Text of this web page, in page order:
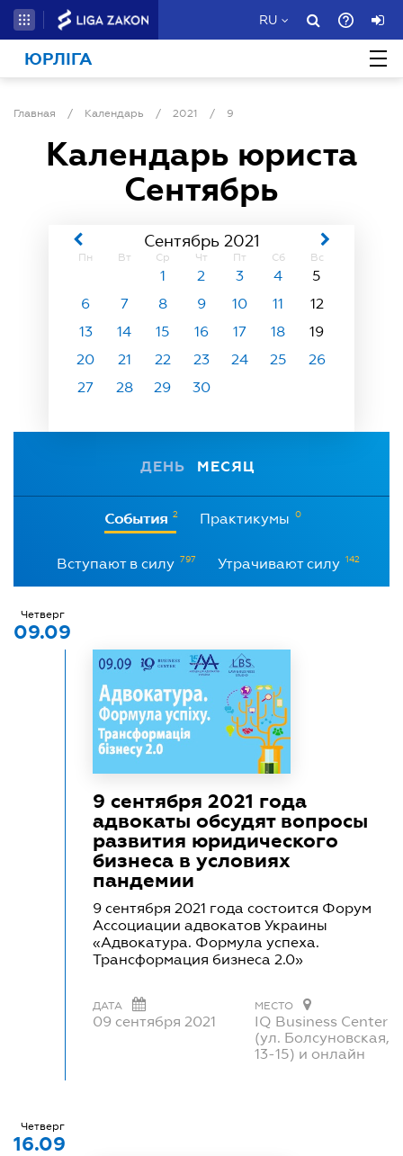
RU
ЮРЛІГА
Главная / Календарь / 2021 / 9
Календарь юриста
Сентябрь
Сентябрь 2021
Пн Вт Ср Чт Пт Сб Вс
1 2 3 4
5
6
7 8 9 10 11
12
13
14 15 16 17 18
19
20
21 22 23 24 25
26
27
28 29 30
ДЕНЬ МЕСЯЦ
События 2 Практикумы 0
Вступают в силу 797 Утрачивают силу 142
Четверг
09.09
9 сентября 2021 года
адвокаты обсудят вопросы
развития юридического
бизнеса в условиях
пандемии
9 сентября 2021 года состоится Форум
Ассоциации адвокатов Украины
«Адвокатура. Формула успеха.
Трансформация бизнеса 2.0»
ДАТА
09 сентября 2021
МЕСТО
IQ Business Center
(ул. Болсуновская,
13-15) и онлайн
Четверг
16.09